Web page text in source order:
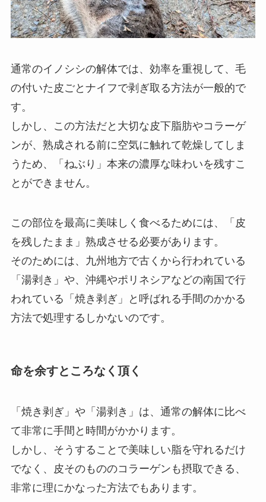
通常のイノシシの解体では、効率を重視して、毛
の付いた皮ごとナイフで剥ぎ取る方法が一般的で
す。
しかし、この方法だと大切な皮下脂肪やコラーゲ
ンが、熟成される前に空気に触れて乾燥してしま
うため、「ねぶり」本来の濃厚な味わいを残すこ
とができません。
この部位を最高に美味しく食べるためには、「皮
を残したまま」熟成させる必要があります。
そのためには、九州地方で古くから行われている
「湯剥き」や、沖縄やポリネシアなどの南国で行
われている「焼き剥ぎ」と呼ばれる手間のかかる
方法で処理するしかないのです。
命を余すところなく頂く
「焼き剥ぎ」や「湯剥き」は、通常の解体に比べ
て非常に手間と時間がかかります。
しかし、そうすることで美味しい脂を守れるだけ
でなく、皮そのもののコラーゲンも摂取できる、
非常に理にかなった方法でもあります。